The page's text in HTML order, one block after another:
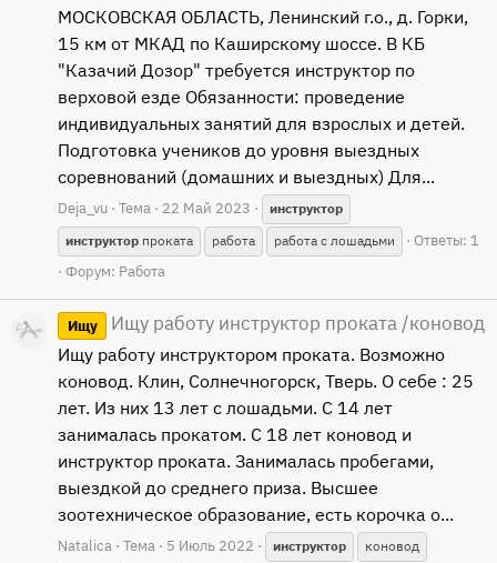
МОСКОВСКАЯ ОБЛАСТЬ, Ленинский г.о., д. Горки,
15 км от МКАД по Каширскому шоссе. В КБ
"Казачий Дозор" требуется инструктор по
верховой езде Обязанности: проведение
индивидуальных занятий для взрослых и детей.
Подготовка учеников до уровня выездных
соревнований (домашних и выездных) Для...
Deja_vu Тема 22 Май 2023
инструктор
инструктор проката работа работа с лошадьми
Ответы: 1
Форум: Работа
Ищу Ищу работу инструктор проката /коновод
Ищу работу инструктором проката. Возможно
коновод. Клин, Солнечногорск, Тверь. О себе : 25
лет. Из них 13 лет с лошадьми. С 14 лет
занималась прокатом. С 18 лет коновод и
инструктор проката. Занималась пробегами,
выездкой до среднего приза. Высшее
зоотехническое образование, есть корочка о...
Natalica Тема 5 Июль 2022 инструктор
коновод